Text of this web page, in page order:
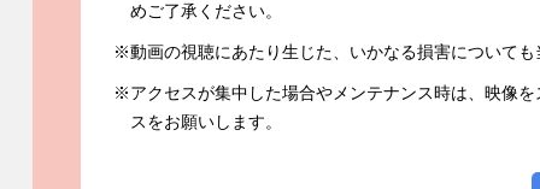
めご了承ください。
※動画の視聴にあたり生じた、いかなる損害についても
※アクセスが集中した場合やメンテナンス時は、映像
スをお願いします。